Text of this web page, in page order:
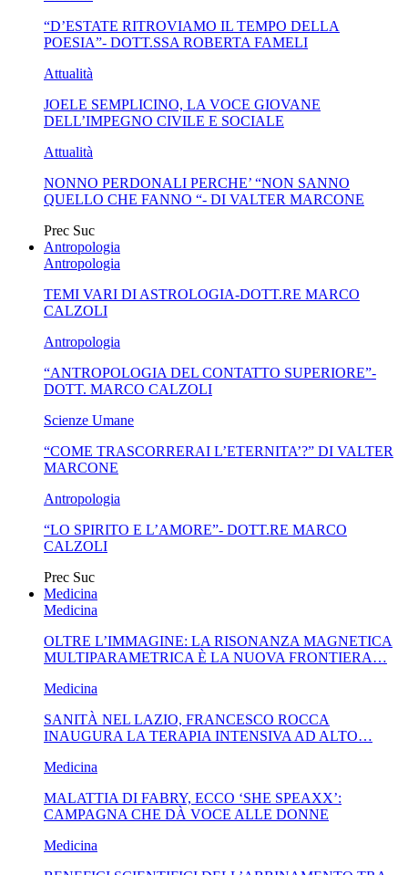
SENSO IN...
“D’ESTATE RITROVIAMO IL TEMPO DELLA
POESIA”- DOTT.SSA ROBERTA FAMELI
Attualità
JOELE SEMPLICINO, LA VOCE GIOVANE
DELL’IMPEGNO CIVILE E SOCIALE
Attualità
NONNO PERDONALI PERCHE’ “NON SANNO
QUELLO CHE FANNO “- DI VALTER MARCONE
Prec Suc
Antropologia
Antropologia
TEMI VARI DI ASTROLOGIA-DOTT.RE MARCO
CALZOLI
Antropologia
“ANTROPOLOGIA DEL CONTATTO SUPERIORE”-
DOTT. MARCO CALZOLI
Scienze Umane
“COME TRASCORRERAI L’ETERNITA’?” DI VALTER
MARCONE
Antropologia
“LO SPIRITO E L’AMORE”- DOTT.RE MARCO
CALZOLI
Prec Suc
Medicina
Medicina
OLTRE L’IMMAGINE: LA RISONANZA MAGNETICA
MULTIPARAMETRICA È LA NUOVA FRONTIERA…
Medicina
SANITÀ NEL LAZIO, FRANCESCO ROCCA
INAUGURA LA TERAPIA INTENSIVA AD ALTO…
Medicina
MALATTIA DI FABRY, ECCO ‘SHE SPEAXX’:
CAMPAGNA CHE DÀ VOCE ALLE DONNE
Medicina